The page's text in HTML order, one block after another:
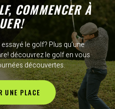
COMMENCER À
le golf? Plus qu’une
découvrez le golf en vous
découvertes.
UNE PLACE